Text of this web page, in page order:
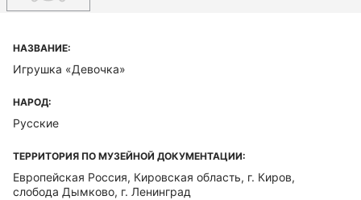
НАЗВАНИЕ:
Игрушка «Девочка»
НАРОД:
Русские
ТЕРРИТОРИЯ ПО МУЗЕЙНОЙ ДОКУМЕНТАЦИИ:
Европейская Россия, Кировская область, г. Киров,
слобода Дымково, г. Ленинград